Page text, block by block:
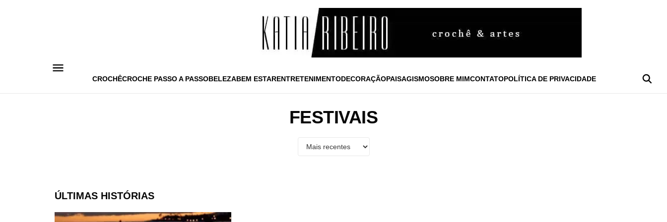
CROCHÊCROCHE PASSO A PASSOBELEZABEM ESTARENTRETENIMENTODECORAÇÃOPAISAGISMOSOBRE MIMCONTATOPOLÍTICA DE PRIVACIDADE
FESTIVAIS
ÚLTIMAS HISTÓRIAS